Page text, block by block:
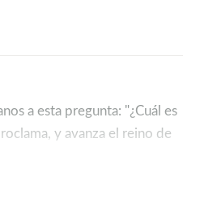
a esta pregunta: "¿Cuál es
y avanza el reino de